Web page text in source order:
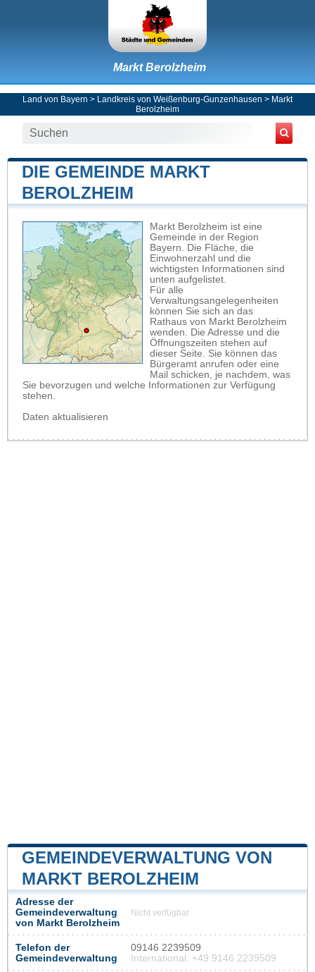
Markt Berolzheim
Land von Bayern > Landkreis von Weißenburg-Gunzenhausen > Markt
Berolzheim
DIE GEMEINDE MARKT
BEROLZHEIM
Markt Berolzheim ist eine
Gemeinde in der Region
Bayern. Die Fläche, die
Einwohnerzahl und die
wichtigsten Informationen sind
unten aufgelistet.
Für alle
Verwaltungsangelegenheiten
können Sie sich an das
Rathaus von Markt Berolzheim
wenden. Die Adresse und die
Öffnungszeiten stehen auf
dieser Seite. Sie können das
Bürgeramt anrufen oder eine
Mail schicken, je nachdem, was
Sie bevorzugen und welche Informationen zur Verfügung
stehen.
Daten aktualisieren
GEMEINDEVERWALTUNG VON
MARKT BEROLZHEIM
Adresse der
Gemeindeverwaltung
von Markt Berolzheim
Nicht verfügbar
Telefon der
Gemeindeverwaltung
09146 2239509
International: +49 9146 2239509